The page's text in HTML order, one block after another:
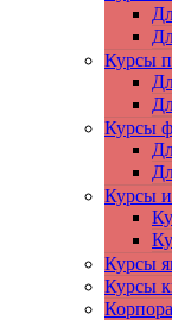
Курсы
Курсы
Курсы
Курсы
Курсы